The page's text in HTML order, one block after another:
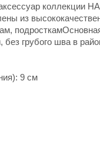
коллекции
из
грубого шва в
9 см